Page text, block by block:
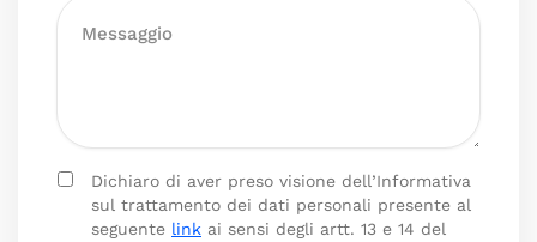
Dichiaro di aver preso visione dell’Informativa
sul trattamento dei dati personali presente al
seguente link ai sensi degli artt. 13 e 14 del